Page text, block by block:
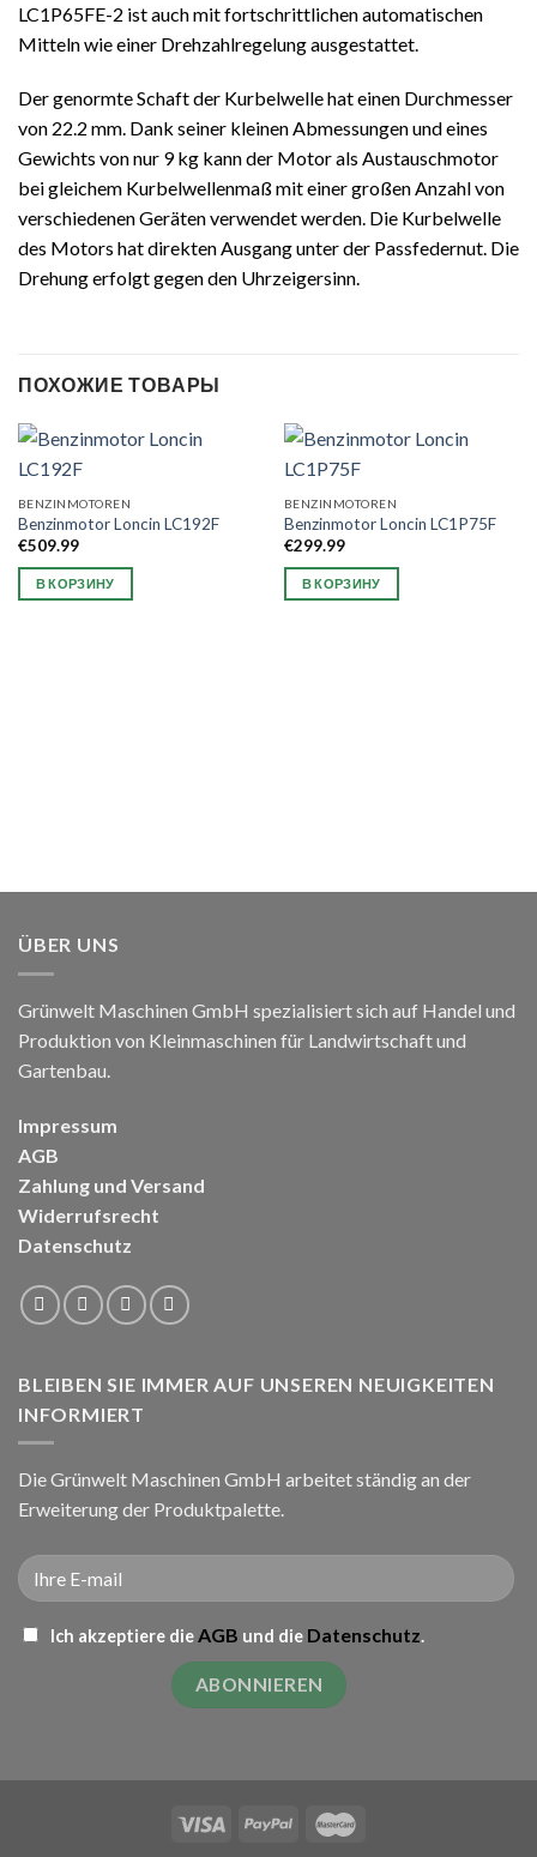
LC1P65FE-2 ist auch mit fortschrittlichen automatischen
Mitteln wie einer Drehzahlregelung ausgestattet.
Der genormte Schaft der Kurbelwelle hat einen Durchmesser
von 22.2 mm. Dank seiner kleinen Abmessungen und eines
Gewichts von nur 9 kg kann der Motor als Austauschmotor
bei gleichem Kurbelwellenmaß mit einer großen Anzahl von
verschiedenen Geräten verwendet werden. Die Kurbelwelle
des Motors hat direkten Ausgang unter der Passfedernut. Die
Drehung erfolgt gegen den Uhrzeigersinn.
ПОХОЖИЕ ТОВАРЫ
BENZINMOTOREN
Benzinmotor Loncin LC192F
€509.99
В КОРЗИНУ
BENZINMOTOREN
Benzinmotor Loncin LC1P75F
€299.99
В КОРЗИНУ
ÜBER UNS
Grünwelt Maschinen GmbH spezialisiert sich auf Handel und
Produktion von Kleinmaschinen für Landwirtschaft und
Gartenbau.
Impressum
AGB
Zahlung und Versand
Widerrufsrecht
Datenschutz
BLEIBEN SIE IMMER AUF UNSEREN NEUIGKEITEN
INFORMIERT
Die Grünwelt Maschinen GmbH arbeitet ständig an der
Erweiterung der Produktpalette.
Ich akzeptiere dieAGB und die Datenschutz.